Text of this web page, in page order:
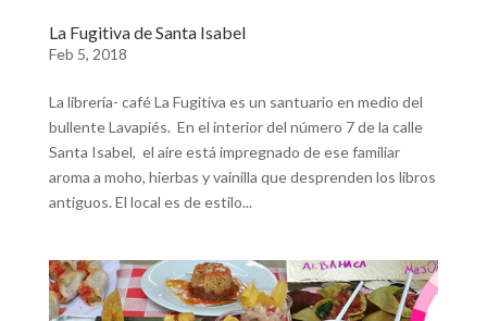
La Fugitiva de Santa Isabel
Feb 5, 2018
La librería- café La Fugitiva es un santuario en medio del
bullente Lavapiés. En el interior del número 7 de la calle
Santa Isabel, el aire está impregnado de ese familiar
aroma a moho, hierbas y vainilla que desprenden los libros
antiguos. El local es de estilo...